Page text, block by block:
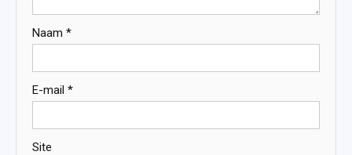
Naam *
E-mail *
Site